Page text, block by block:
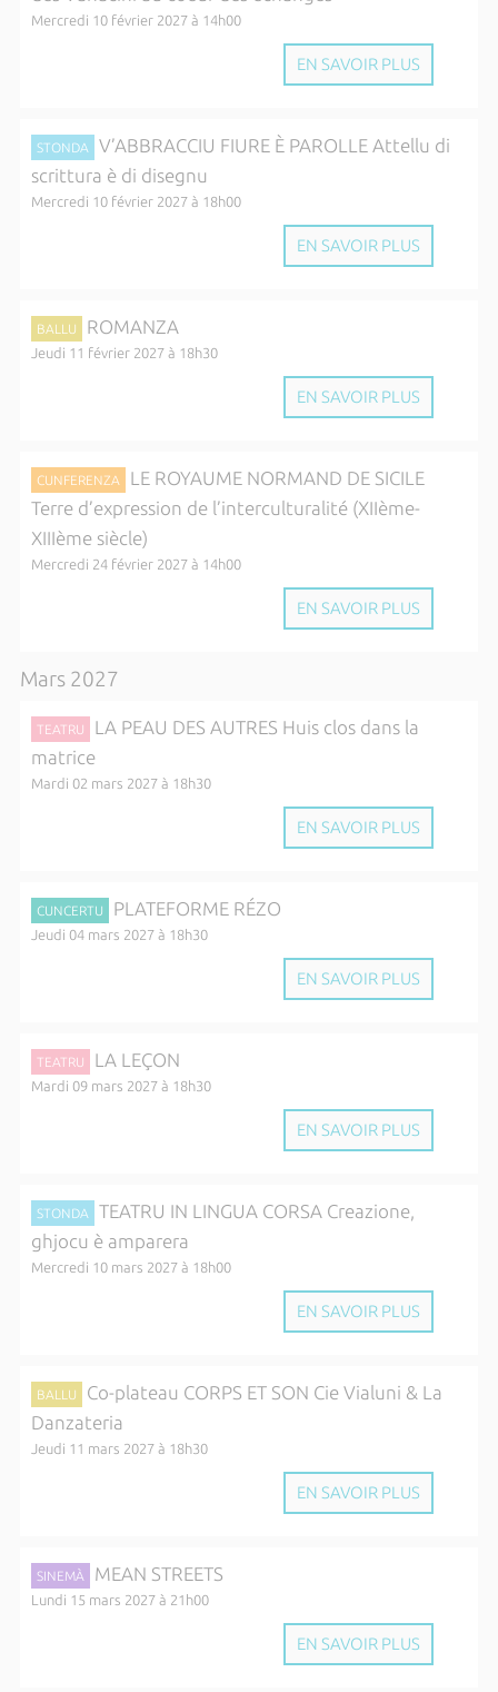
Mercredi 10 février 2027 à 14h00
EN SAVOIR PLUS
STONDA
V’ABBRACCIU FIURE È PAROLLE Attellu di
scrittura è di disegnu
Mercredi 10 février 2027 à 18h00
EN SAVOIR PLUS
BALLU ROMANZA
Jeudi 11 février 2027 à 18h30
EN SAVOIR PLUS
CUNFERENZA
LE ROYAUME NORMAND DE SICILE
Terre d’expression de l’interculturalité (XIIème-
XIIIème siècle)
Mercredi 24 février 2027 à 14h00
EN SAVOIR PLUS
Mars 2027
TEATRU
LA PEAU DES AUTRES Huis clos dans la
matrice
Mardi 02 mars 2027 à 18h30
EN SAVOIR PLUS
CUNCERTU PLATEFORME RÉZO
Jeudi 04 mars 2027 à 18h30
EN SAVOIR PLUS
TEATRU LA LEÇON
Mardi 09 mars 2027 à 18h30
EN SAVOIR PLUS
STONDA
TEATRU IN LINGUA CORSA Creazione,
ghjocu è amparera
Mercredi 10 mars 2027 à 18h00
EN SAVOIR PLUS
BALLU
Co-plateau CORPS ET SON Cie Vialuni & La
Danzateria
Jeudi 11 mars 2027 à 18h30
EN SAVOIR PLUS
SINEMÀ MEAN STREETS
Lundi 15 mars 2027 à 21h00
EN SAVOIR PLUS